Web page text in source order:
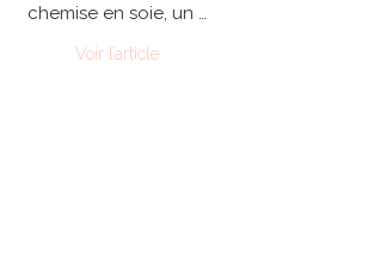
chemise en soie, un …
Voir l’article